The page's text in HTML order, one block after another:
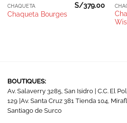
Añadir
AGOTADO
CHAQUETA
Chaqueta Bourges
S/379.00
BOUTIQUES:
Av. Salaverry 3285, San Isidro | C.C. El
129 |Av. Santa Cruz 381 Tienda 104,
Santiago de Surco